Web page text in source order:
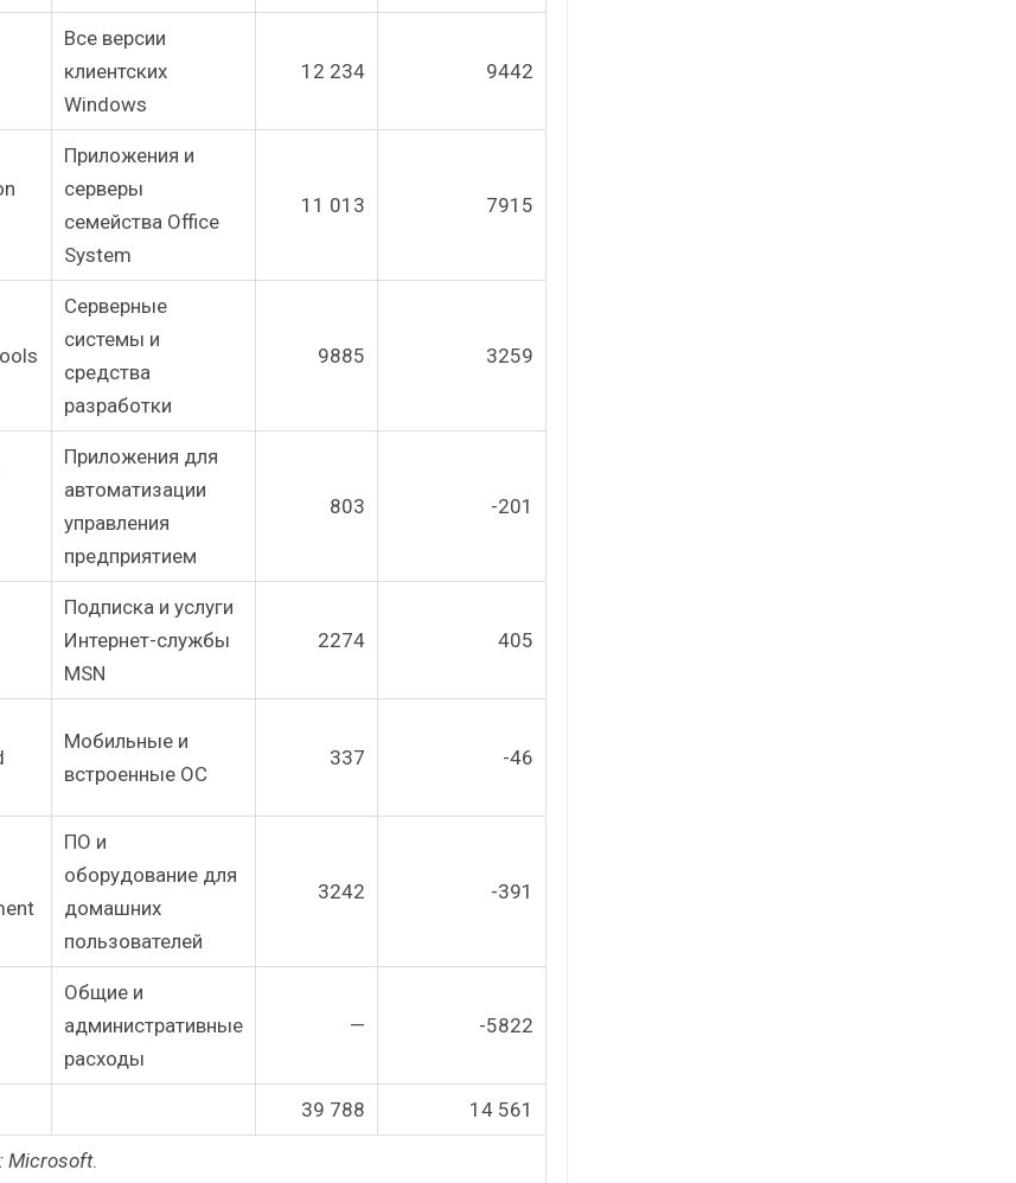
Все версии
клиентских
Windows
12 234 9442
Приложения и
серверы
семейства Office
System
11 013 7915
Серверные
системы и
средства
разработки
9885 3259
Приложения для
автоматизации
управления
предприятием
803 -201
Подписка и услуги
Интернет-службы
MSN
2274 405
Мобильные и
встроенные ОС
337 -46
ПО и
оборудование для
домашних
пользователей
3242 -391
Общие и
административные
расходы
— -5822
39 788 14 561
Microsoft.